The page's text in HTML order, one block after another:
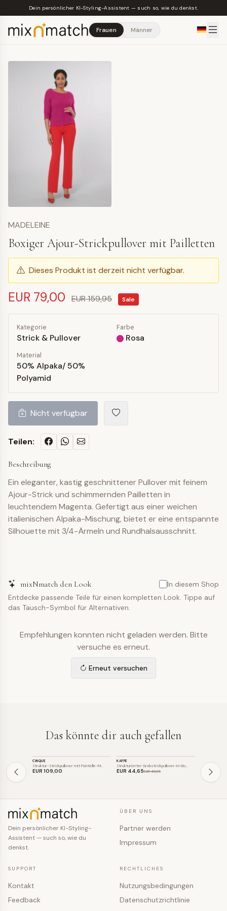
Skip to main content
Dein persönlicher KI-Styling-Assistent — such so, wie du denkst.
Frauen Männer
MADELEINE
Boxiger Ajour-Strickpullover mit Pailletten
Dieses Produkt ist derzeit nicht verfügbar.
EUR 79,00 EUR 159,95 Sale
Kategorie
Strick & Pullover
Farbe
Rosa
Material
50% Alpaka/ 50%
Polyamid
Nicht verfügbar
Teilen:
Beschreibung
Ein eleganter, kastig geschnittener Pullover mit feinem
Ajour-Strick und schimmernden Pailletten in
leuchtendem Magenta. Gefertigt aus einer weichen
italienischen Alpaka-Mischung, bietet er eine entspannte
Silhouette mit 3/4-Ärmeln und Rundhalsausschnitt.
mixNmatch den Look
In diesem Shop
Entdecke passende Teile für einen kompletten Look. Tippe auf
das Tausch-Symbol für Alternativen.
Empfehlungen konnten nicht geladen werden. Bitte
versuche es erneut.
Erneut versuchen
Das könnte dir auch gefallen
CINQUE
Struktur-Strickpullover mit Pointelle-M…
EUR 109,00
SALE
KAFFE
Strukturierter Grobstrickpullover im Bo…
EUR 44,65EUR 49,95
SALE
EUR 45
Dein persönlicher KI-Styling-
Assistent — such so, wie du
denkst.
ÜBER UNS
Partner werden
Impressum
SUPPORT
Kontakt
Feedback
RECHTLICHES
Nutzungsbedingungen
Datenschutzrichtlinie